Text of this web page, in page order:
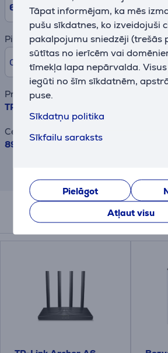
Tāpat informējam, ka mēs
pušu sīkdatnes, ko izveidojuši
pakalpojumu sniedzēji (trešās
sūtītas no ierīcēm vai
tīmekļa lapa nepārvalda.
iegūti no šīm sīkdatnēm,
puse.
Sīkdatņu politika
Sīkfailu saraksts
Pielāgot
Atļaut visu
6 mēn.
Pirmā iemaksa
0% /0,00 €
Preces nosaukums
TP-Link BE3600, Wi-Fi 7, melna -
Cena
89.99 €
balstoties uz aptuvenu
Līdzīgas